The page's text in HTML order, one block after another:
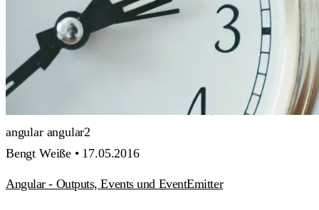
angular angular2
Bengt Weiße • 17.05.2016
Angular - Outputs, Events und EventEmitter